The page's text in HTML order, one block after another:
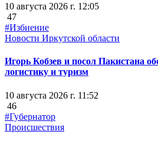
10 августа 2026 г. 12:05
47
#Избиение
Новости Иркутской области
Игорь Кобзев и посол Пакистана
логистику и туризм
10 августа 2026 г. 11:52
46
#Губернатор
Происшествия